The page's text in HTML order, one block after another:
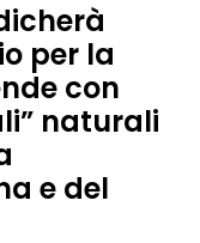
per la
con
naturali
e del